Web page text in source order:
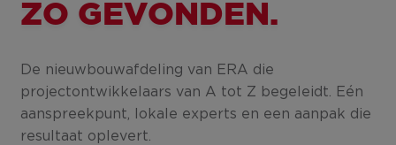
ZO GEVONDEN.
De nieuwbouwafdeling van ERA die
projectontwikkelaars van A tot Z begeleidt. Eén
aanspreekpunt, lokale experts en een aanpak die
resultaat oplevert.